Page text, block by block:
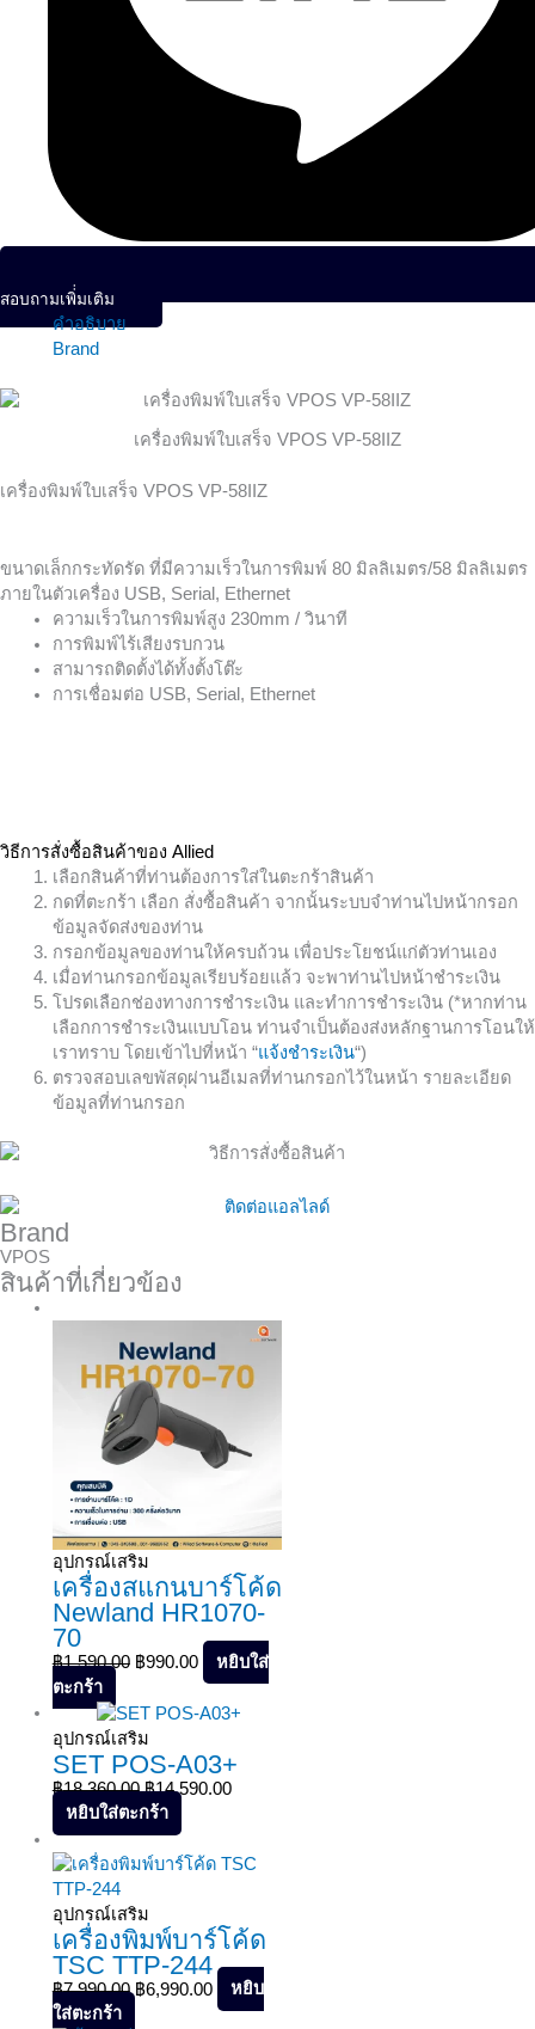
สอบถามเพิ่่มเติม
คำอธิบาย
Brand
เครื่องพิมพ์ใบเสร็จ VPOS VP-58IIZ
เครื่องพิมพ์ใบเสร็จ VPOS VP-58IIZ
ขนาดเล็กกระทัดรัด ที่มีความเร็วในการพิมพ์ 80 มิลลิเมตร/58 มิลลิเมตร
ภายในตัวเครื่อง USB, Serial, Ethernet
ความเร็วในการพิมพ์สูง 230mm / วินาที
การพิมพ์ไร้เสียงรบกวน
สามารถติดตั้งได้ทั้งตั้งโต๊ะ
การเชื่อมต่อ USB, Serial, Ethernet
วิธีการสั่งซื้อสินค้าของ Allied
เลือกสินค้าที่ท่านต้องการใส่ในตะกร้าสินค้า
กดที่ตะกร้า เลือก สั่งซื้อสินค้า จากนั้นระบบจำท่านไปหน้ากรอก
ข้อมูลจัดส่งของท่าน
กรอกข้อมูลของท่านให้ครบถ้วน เพื่อประโยชน์แก่ตัวท่านเอง
เมื่อท่านกรอกข้อมูลเรียบร้อยแล้ว จะพาท่านไปหน้าชำระเงิน
โปรดเลือกช่องทางการชำระเงิน และทำการชำระเงิน (*หากท่าน
เลือกการชำระเงินแบบโอน ท่านจำเป็นต้องส่งหลักฐานการโอนให้
เราทราบ โดยเข้าไปที่หน้า “แจ้งชำระเงิน“)
ตรวจสอบเลขพัสดุผ่านอีเมลที่ท่านกรอกไว้ในหน้า รายละเอียด
ข้อมูลที่ท่านกรอก
Brand
VPOS
สินค้าที่เกี่ยวข้อง
อุปกรณ์เสริม
เครื่องสแกนบาร์โค้ด
Newland HR1070-
70
฿1,590.00 ฿990.00
หยิบใส่
ตะกร้า
Sale!
อุปกรณ์เสริม
SET POS-A03+
฿18,360.00 ฿14,590.00
หยิบใส่ตะกร้า
Sale!
อุปกรณ์เสริม
เครื่องพิมพ์บาร์โค้ด
TSC TTP-244
฿7,990.00 ฿6,990.00
หยิบ
ใส่ตะกร้า